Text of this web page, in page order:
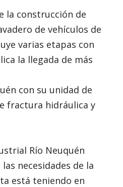
la construcción de
de vehículos de
varias etapas con
la llegada de más
con su unidad de
fractura hidráulica y
Río Neuquén
necesidades de la
está teniendo en